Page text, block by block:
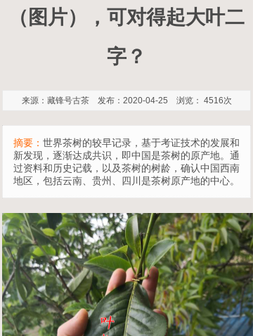
（图片），可对得起大叶二
字？
来源：藏锋号古茶 发布：2020-04-25 浏览： 4516次
摘要： 世界茶树的较早记录，基于考证技术的发展和
新发现，逐渐达成共识，即中国是茶树的原产地。通
过资料和历史记载，以及茶树的树龄，确认中国西南
地区，包括云南、贵州、四川是茶树原产地的中心。